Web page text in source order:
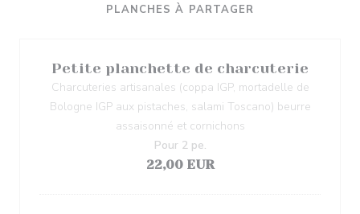
PLANCHES À PARTAGER
Petite planchette de charcuterie
Charcuteries artisanales (coppa IGP, mortadelle de
Bologne IGP aux pistaches, salami Toscano) beurre
assaisonné et cornichons
22,00 EUR
Pour 2 pe.